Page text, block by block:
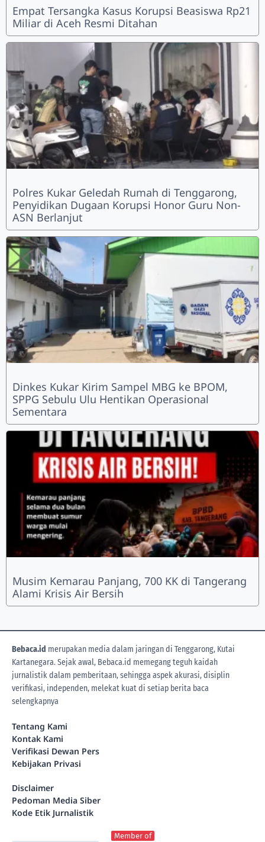
Empat Tersangka Kasus Korupsi Beasiswa Rp21
Miliar di Aceh Resmi Ditahan
Polres Kukar Geledah Rumah di Tenggarong,
Penyidikan Dugaan Korupsi Honor Guru Non-
ASN Berlanjut
Dinkes Kukar Kirim Sampel MBG ke BPOM,
SPPG Sebulu Ulu Hentikan Operasional
Sementara
Musim Kemarau Panjang, 700 KK di Tangerang
Alami Krisis Air Bersih
Bebaca.id merupakan media dalam jaringan di Tenggarong, Kutai
Kartanegara. Sejak awal, Bebaca.id memegang teguh kaidah
jurnalistik dalam pemberitaan, sehingga aspek akurasi, disiplin
verifikasi, independen, melekat kuat di setiap berita baca
selengkapnya
Tentang Kami
Kontak Kami
Verifikasi Dewan Pers
Kebijakan Privasi
Disclaimer
Pedoman Media Siber
Kode Etik Jurnalistik
Member of